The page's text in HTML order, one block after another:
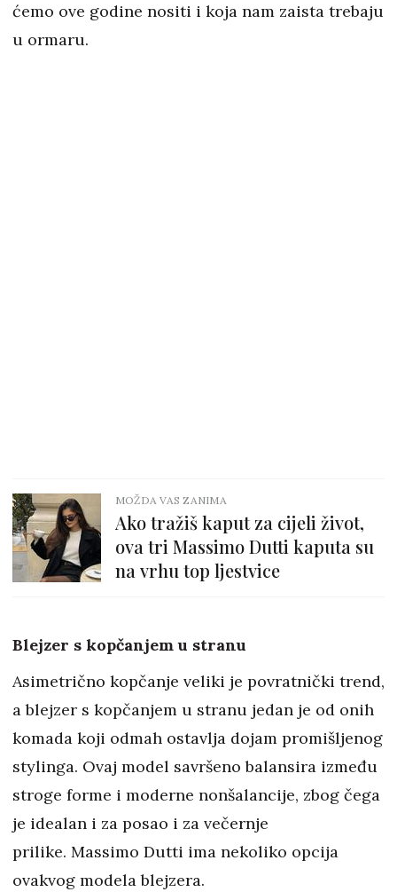
ćemo ove godine nositi i koja nam zaista trebaju
u ormaru.
MOŽDA VAS ZANIMA
Ako tražiš kaput za cijeli život,
ova tri Massimo Dutti kaputa su
na vrhu top ljestvice
Blejzer s kopčanjem u stranu
Asimetrično kopčanje veliki je povratnički trend,
a blejzer s kopčanjem u stranu jedan je od onih
komada koji odmah ostavlja dojam promišljenog
stylinga. Ovaj model savršeno balansira između
stroge forme i moderne nonšalancije, zbog čega
je idealan i za posao i za večernje
prilike. Massimo Dutti ima nekoliko opcija
ovakvog modela blejzera.